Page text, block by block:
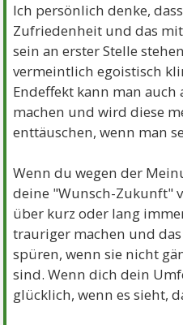
Ich persönlich denke,
Zufriedenheit und das
sein an erster Stelle
vermeintlich egoistisch
Endeffekt kann man
machen und wird diese
enttäuschen, wenn man
Wenn du wegen der
deine "Wunsch-Zukunft"
über kurz oder lang
trauriger machen und
spüren, wenn sie nicht
sind. Wenn dich dein
glücklich, wenn es sieht,